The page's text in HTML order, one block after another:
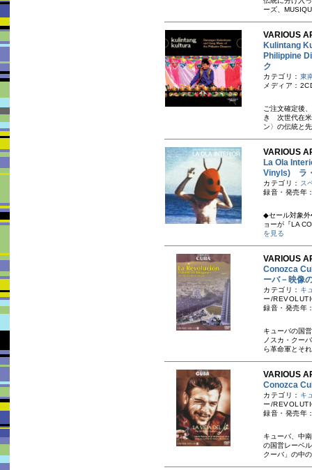
ーズ、
VARIOUS
Kulintang
Philippine
ク
カテゴリ： 東
メディア：
ご注文確定後
き 次世代在米
ン〉の伝統と
VARIOUS
La Ola
Vinyls) ラ
カテゴリ： ス
録音・発売
◆セール対象外
ョーが『LA
を見る
VARIOUS
Conozca
ーバ－映像
カテゴリ： キ
ー/
録音・発売年
キューバの国
ノスカ・クー
ら革命軍とそ
VARIOUS
Conozca
カテゴリ： キ
ー/
録音・発売年
キューバ、中
の国営レーベ
クーバ」の中